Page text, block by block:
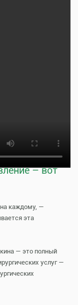
– вот
каждому, —
эта
— это полный
услуг —